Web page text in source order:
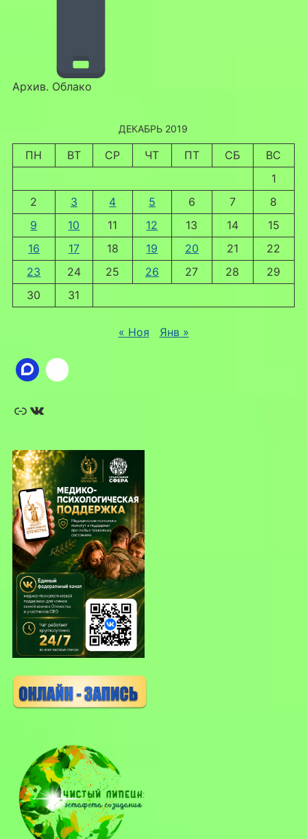
Архив. Облако
ДЕКАБРЬ 2019
ПН ВТ СР ЧТ ПТ СБ
ВС
1
2
3 4 5 6 7
8
9
10 11 12 13 14
15
16
17 18 19 20 21
22
23
24 25 26 27 28
29
30
31
« Ноя Янв »